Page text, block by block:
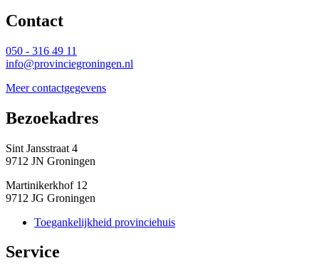
Contact
050 - 316 49 11
info@provinciegroningen.nl
Meer contactgegevens
Bezoekadres
Sint Jansstraat 4
9712 JN Groningen
Martinikerkhof 12
9712 JG Groningen
Toegankelijkheid provinciehuis
Service